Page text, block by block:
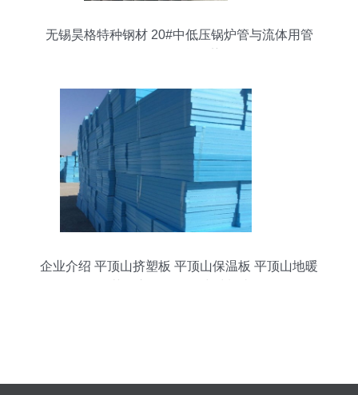
无锡昊格特种钢材 20#中低压锅炉管与流体用管
企业介绍 平顶山挤塑板 平顶山保温板 平顶山地暖